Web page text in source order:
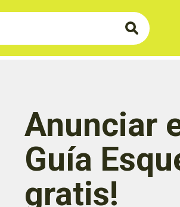
Anunciar
Guía
gratis!